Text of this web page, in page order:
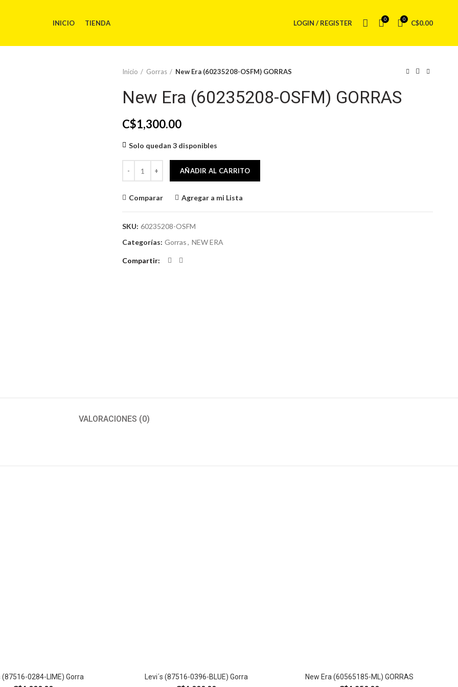
INICIO TIENDA LOGIN / REGISTER 0 0 C$0.00
Inicio Gorras New Era (60235208-OSFM) GORRAS
New Era (60235208-OSFM) GORRAS
C$1,300.00
Solo quedan 3 disponibles
AÑADIR AL CARRITO
Comparar Agregar a mi Lista
SKU: 60235208-OSFM
Categorías: Gorras, NEW ERA
Compartir
VALORACIONES (0)
(87516-0284-LIME) Gorra Levi´s (87516-0396-BLUE) Gorra New Era (60565185-ML) GORRAS